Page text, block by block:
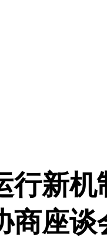
行新
商座谈